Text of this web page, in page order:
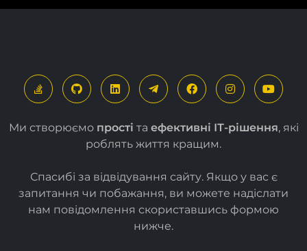
Ми створюємопрості таефективні ІТ-рішення
Спасибі за відвідування сайту. Якщо у вас є
запитання чи побажання, ви можете надіслати
нам повідомлення скориставшись формою